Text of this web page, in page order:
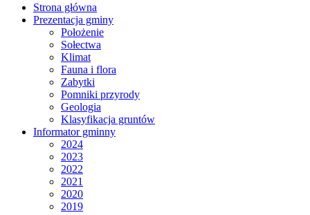
Strona główna
Prezentacja gminy
Położenie
Sołectwa
Klimat
Fauna i flora
Zabytki
Pomniki przyrody
Geologia
Klasyfikacja gruntów
Informator gminny
2024
2023
2022
2021
2020
2019